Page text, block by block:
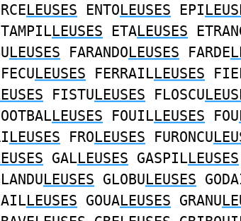
LEUSES ENTOLEUSES EPI
LEUSES ETALEUSES
LEUSES FARANDOLEUSES FARDE
FECULEUSES FERRAILLEUSES
FISTULEUSES FLOSCU
LEUSES FOUILLEUSES FOU
LEUSES FROLEUSES FURONCU
GALLEUSES GASPILLEUSES
LEUSES GLOBULEUSES
LEUSES GOUALEUSES GRANU